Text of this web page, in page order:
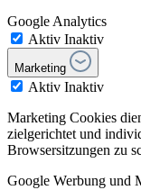
Google Analytics
Aktiv Inaktiv
Marketing
Aktiv Inaktiv
Marketing Cookies
zielgerichtet und
Browsersitzungen zu
Google Werbung und